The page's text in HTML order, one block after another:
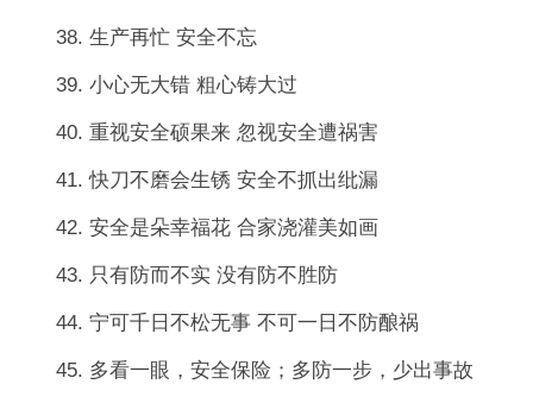
38. 生产再忙 安全不忘
39. 小心无大错 粗心铸大过
40. 重视安全硕果来 忽视安全遭祸害
41. 快刀不磨会生锈 安全不抓出纰漏
42. 安全是朵幸福花 合家浇灌美如画
43. 只有防而不实 没有防不胜防
44. 宁可千日不松无事 不可一日不防酿祸
45. 多看一眼，安全保险；多防一步，少出事故